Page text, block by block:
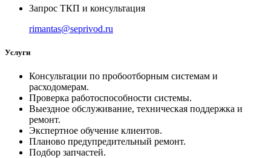
Запрос ТКП и консультация
rimantas@seprivod.ru
Услуги
Консультации по пробоотборным системам и
расходомерам.
Проверка работоспособности системы.
Выездное обслуживание, техническая поддержка и
ремонт.
Экспертное обучение клиентов.
Планово предупредительный ремонт.
Подбор запчастей.